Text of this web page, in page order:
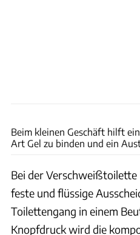
Beim kleinen Geschäft hilft
Art Gel zu binden und ein
Bei der Verschweißtoilette
feste und flüssige
Toilettengang in einem
Knopfdruck wird die